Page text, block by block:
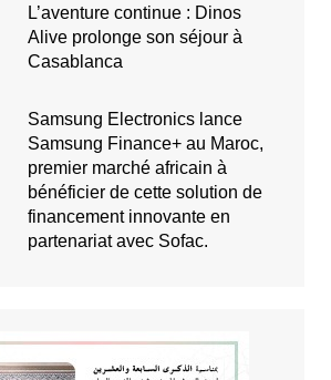
L’aventure continue : Dinos
Alive prolonge son séjour à
Casablanca
Samsung Electronics lance
Samsung Finance+ au Maroc,
premier marché africain à
bénéficier de cette solution de
financement innovante en
partenariat avec Sofac.